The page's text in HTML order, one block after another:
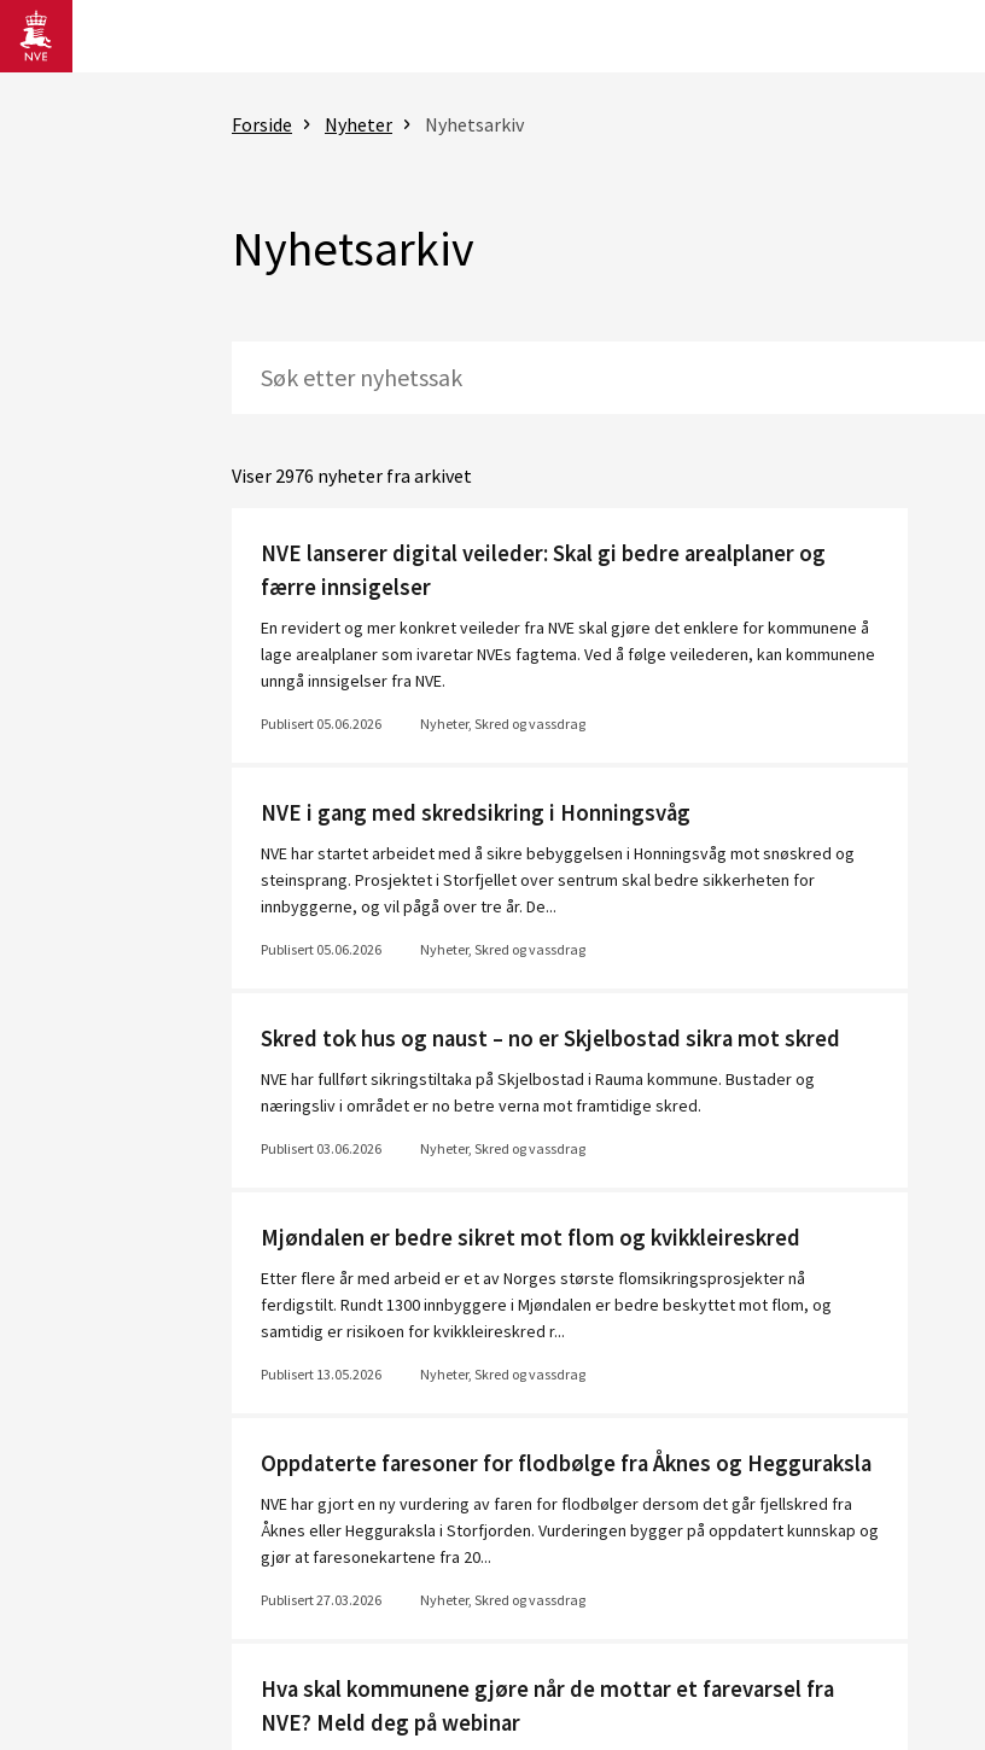
Gå til hovedinnhold
Forside Nyheter Nyhetsarkiv
Nyhetsarkiv
Viser 2976 nyheter fra arkivet
NVE lanserer digital veileder: Skal gi bedre arealplaner og
færre innsigelser
En revidert og mer konkret veileder fra NVE skal gjøre det enklere for kommunene å
lage arealplaner som ivaretar NVEs fagtema. Ved å følge veilederen, kan kommunene
unngå innsigelser fra NVE.
Publisert 05.06.2026 Nyheter, Skred og vassdrag
NVE i gang med skredsikring i Honningsvåg
NVE har startet arbeidet med å sikre bebyggelsen i Honningsvåg mot snøskred og
steinsprang. Prosjektet i Storfjellet over sentrum skal bedre sikkerheten for
innbyggerne, og vil pågå over tre år. De...
Publisert 05.06.2026 Nyheter, Skred og vassdrag
Skred tok hus og naust – no er Skjelbostad sikra mot skred
NVE har fullført sikringstiltaka på Skjelbostad i Rauma kommune. Bustader og
næringsliv i området er no betre verna mot framtidige skred.
Publisert 03.06.2026 Nyheter, Skred og vassdrag
Mjøndalen er bedre sikret mot flom og kvikkleireskred
Etter flere år med arbeid er et av Norges største flomsikringsprosjekter nå
ferdigstilt. Rundt 1300 innbyggere i Mjøndalen er bedre beskyttet mot flom, og
samtidig er risikoen for kvikkleireskred r...
Publisert 13.05.2026 Nyheter, Skred og vassdrag
Oppdaterte faresoner for flodbølge fra Åknes og Hegguraksla
NVE har gjort en ny vurdering av faren for flodbølger dersom det går fjellskred fra
Åknes eller Hegguraksla i Storfjorden. Vurderingen bygger på oppdatert kunnskap og
gjør at faresonekartene fra 20...
Publisert 27.03.2026 Nyheter, Skred og vassdrag
Hva skal kommunene gjøre når de mottar et farevarsel fra
NVE? Meld deg på webinar